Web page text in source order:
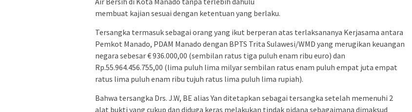
membuat kajian sesuai dengan ketentuan yang berlaku.
Tersangka termasuk sebagai orang yang ikut berperan atas terlaksananya Kerjasama antara
Pemkot Manado, PDAM Manado dengan BPTS Trita Sulawesi/WMD yang merugikan keuangan
negara sebesar € 936.000,00 (sembilan ratus tiga puluh enam ribu euro) dan
Rp.55.964.456.755,00 (lima puluh lima milyar sembilan ratus enam puluh empat juta empat
ratus lima puluh enam ribu tujuh ratus lima puluh lima rupiah).
Bahwa tersangka Drs. J.W, BE alias Yan ditetapkan sebagai tersangka setelah memenuhi 2
alat bukti yang cukup dan diduga keras melakukan tindak pidana sebagaimana dimaksud